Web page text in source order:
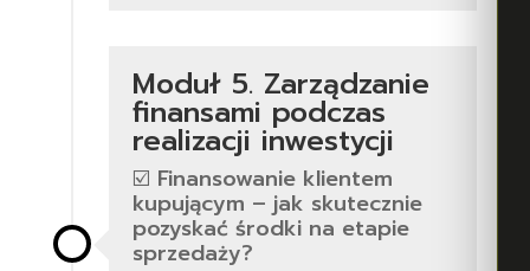
Moduł 5. Zarządzanie
finansami podczas
realizacji inwestycji
☑️ Finansowanie klientem
kupującym – jak skutecznie
pozyskać środki na etapie
sprzedaży?